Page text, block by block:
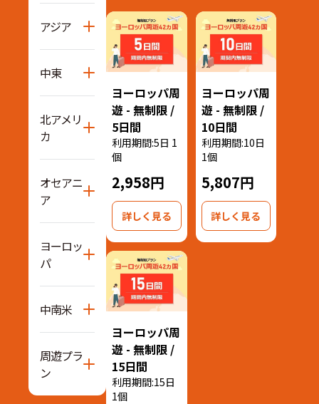
アジア
中東
北アメリ
カ
オセアニ
ア
ヨーロッ
パ
中南米
周遊プラ
ン
ヨーロッパ周
遊 - 無制限 /
5日間
利用期間:5日 1
個
2,958円
詳しく見る
ヨーロッパ周
遊 - 無制限 /
10日間
利用期間:10日
1個
5,807円
詳しく見る
ヨーロッパ周
遊 - 無制限 /
15日間
利用期間:15日
1個